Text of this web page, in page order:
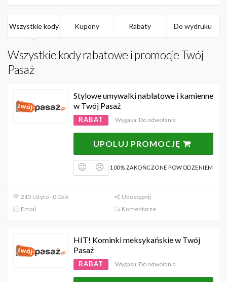
Wszystkie kody Kupony Rabaty Do wydruku
Wszystkie kody rabatowe i promocje Twój
Pasaż
Stylowe umywalki nablatowe i kamienne
w Twój Pasaż
RABAT Wygasa: Do odwołania
UPOLUJ PROMOCJĘ
100% ZAKOŃCZONE POWODZENIEM
215 Użyto - 0 Dziś
Udostępnij
Email
Komentarze
HIT! Kominki meksykańskie w Twój
Pasaż
RABAT Wygasa: Do odwołania